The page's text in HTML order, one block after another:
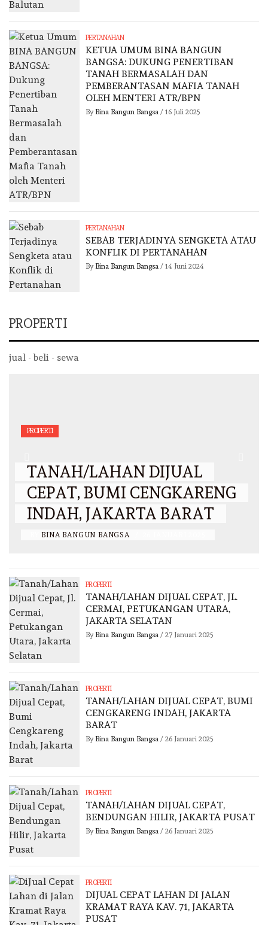
PERTANAHAN
KETUA UMUM BINA BANGUN
BANGSA: DUKUNG PENERTIBAN
TANAH BERMASALAH DAN
PEMBERANTASAN MAFIA TANAH
OLEH MENTERI ATR/BPN
By Bina Bangun Bangsa / 16 Juli 2025
PERTANAHAN
SEBAB TERJADINYA SENGKETA ATAU
KONFLIK DI PERTANAHAN
By Bina Bangun Bangsa / 14 Juni 2024
PROPERTI
jual - beli - sewa
PROPERTI
TANAH/LAHAN DIJUAL
CEPAT, BUMI CENGKARENG
INDAH, JAKARTA BARAT
BINA BANGUN BANGSA
PROPERTI
TANAH/LAHAN DIJUAL CEPAT, JL.
CERMAI, PETUKANGAN UTARA,
JAKARTA SELATAN
By Bina Bangun Bangsa / 27 Januari 2025
PROPERTI
TANAH/LAHAN DIJUAL CEPAT, BUMI
CENGKARENG INDAH, JAKARTA
BARAT
By Bina Bangun Bangsa / 26 Januari 2025
PROPERTI
TANAH/LAHAN DIJUAL CEPAT,
BENDUNGAN HILIR, JAKARTA PUSAT
By Bina Bangun Bangsa / 26 Januari 2025
PROPERTI
DIJUAL CEPAT LAHAN DI JALAN
KRAMAT RAYA KAV. 71, JAKARTA
PUSAT